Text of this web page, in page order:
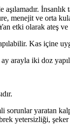
menejit ve orta
etki olarak ateş
Kas içine
arayla iki doz
yaratan
yetersizliği, şeker